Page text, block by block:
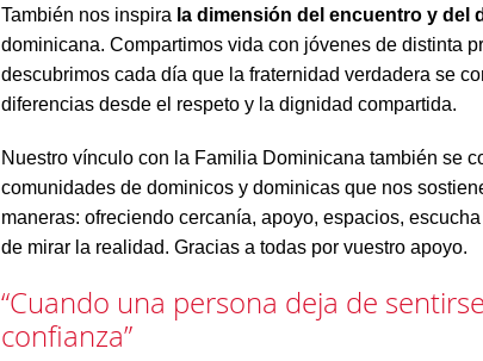
También nos inspira la dimensión del encuentro y del
dominicana. Compartimos vida con jóvenes de distinta
descubrimos cada día que la fraternidad verdadera se
diferencias desde el respeto y la dignidad compartida.
Nuestro vínculo con la Familia Dominicana también se
comunidades de dominicos y dominicas que nos
maneras: ofreciendo cercanía, apoyo, espacios,
de mirar la realidad. Gracias a todas por vuestro apoyo.
“Cuando una persona deja de
confianza”